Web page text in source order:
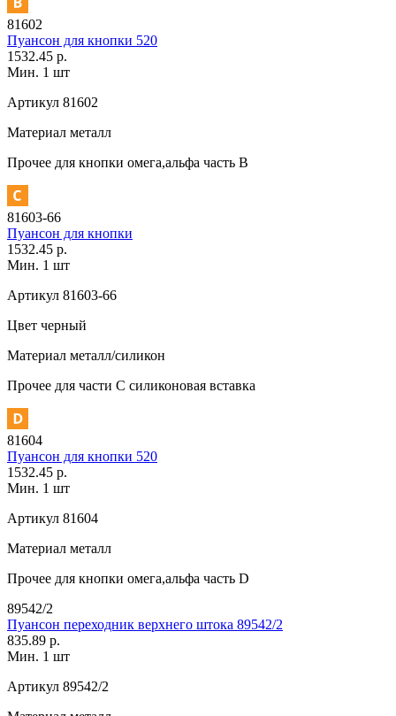
81602
Пуансон для кнопки 520
1532.45 р.
Мин. 1 шт
Артикул 81602
Материал металл
Прочее для кнопки омега,альфа часть В
81603-66
Пуансон для кнопки
1532.45 р.
Мин. 1 шт
Артикул 81603-66
Цвет черный
Материал металл/силикон
Прочее для части C силиконовая вставка
81604
Пуансон для кнопки 520
1532.45 р.
Мин. 1 шт
Артикул 81604
Материал металл
Прочее для кнопки омега,альфа часть D
89542/2
Пуансон переходник верхнего штока 89542/2
835.89 р.
Мин. 1 шт
Артикул 89542/2